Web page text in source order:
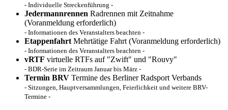
- Individuelle Streckenführung -
Jedermannrennen Radrennen mit Zeitnahme
(Voranmeldung erforderlich)
- Informationen des Veranstalters beachten -
Etappenfahrt Mehrtätige Fahrt (Voranmeldung erforderlich)
- Informationen des Veranstalters beachten -
vRTF virtuelle RTFs auf "Zwift" und "Rouvy"
- BDR-Serie im Zeitraum Januar bis März -
Termin BRV Termine des Berliner Radsport Verbands
- Sitzungen, Hauptversammlungen, Feierlichkeit und weitere BRV-
Termine -